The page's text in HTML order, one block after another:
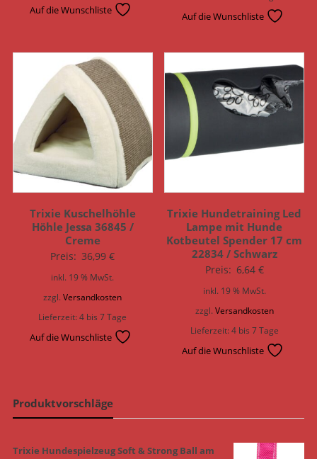
Auf die Wunschliste Auf die Wunschliste
Trixie Kuschelhöhle
Höhle Jessa 36845 /
Creme
Preis: 36,99€
inkl. 19 % MwSt.
zzgl.Versandkosten
Lieferzeit:4 bis 7 Tage
Auf die Wunschliste
Trixie Hundetraining Led
Lampe mit Hunde
Kotbeutel Spender 17 cm
22834 / Schwarz
Preis: 6,64 €
inkl. 19 % MwSt.
zzgl. Versandkosten
Lieferzeit:4 bis 7 Tage
Auf die Wunschliste
Produktvorschläge
Trixie Hundespielzeug Soft & Strong Ball am